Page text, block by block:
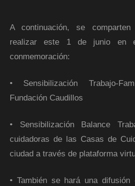
A continuación, se
realizar este 1 de junio en
conmemoración:
• Sensibilización Trabajo-
Fundación Caudillos
• Sensibilización Balance
cuidadoras de las Casas de
ciudad a través de plataforma
• También se hará una